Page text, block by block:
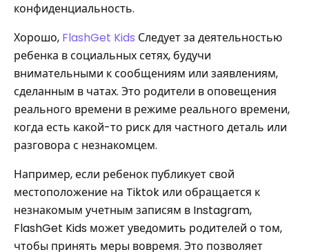
конфиденциальность.
Хорошо, FlashGet Kids Следует за деятельностью
ребенка в социальных сетях, будучи
внимательными к сообщениям или заявлениям,
сделанным в чатах. Это родители в оповещения
реального времени в режиме реального времени,
когда есть какой-то риск для частного деталь или
разговора с незнакомцем.
Например, если ребенок публикует свой
местоположение на Tiktok или обращается к
незнакомым учетным записям в Instagram,
FlashGet Kids может уведомить родителей о том,
чтобы принять меры вовремя. Это позволяет